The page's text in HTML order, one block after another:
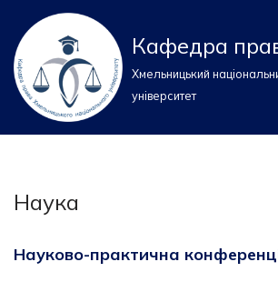
Перейти
до
вмісту
Кафедра
Хмельницький
університет
Наука
Науково-практична